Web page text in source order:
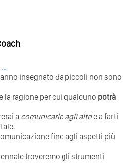
…
insegnato da piccoli non sono
la ragione per cui qualcuno potrà
a comunicarlo agli altrie a farti
fino agli aspetti più
troveremo gli strumenti